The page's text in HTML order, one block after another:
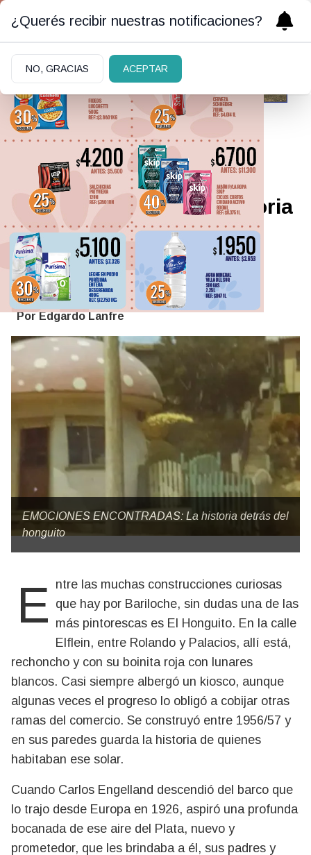
EMOCIONES
ENCONTRADAS: La historia
detrás del honguito
Por Edgardo Lanfre
EMOCIONES ENCONTRADAS: La historia detrás del
honguito
Entre las muchas construcciones curiosas que hay por Bariloche, sin dudas una de las
más pintorescas es El Honguito. En la calle
Elflein, entre Rolando y Palacios, allí está,
rechoncho y con su boinita roja con lunares
blancos. Casi siempre albergó un kiosco, aunque
algunas veces el progreso lo obligó a cobijar otras
ramas del comercio. Se construyó entre 1956/57 y
en sus paredes guarda la historia de quienes
habitaban ese solar.
Cuando Carlos Engelland descendió del barco que
lo trajo desde Europa en 1926, aspiró una profunda
bocanada de ese aire del Plata, nuevo y
prometedor, que les brindaba a él, sus padres y
¿Querés recibir nuestras notificaciones?
NO, GRACIAS ACEPTAR